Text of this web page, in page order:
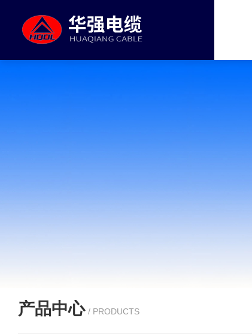
产品中心 / PRODUCTS